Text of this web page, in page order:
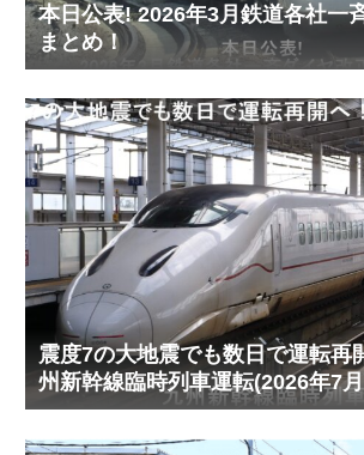
本日公表! 2026年3月鉄道各社一
まとめ！
震度7の大地震でも数日で運転
州新幹線臨時列車運転(2026年7